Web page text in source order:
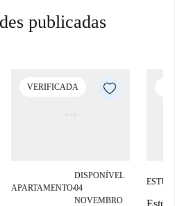
publicadas
VERIFICADA
APARTAMENTO■
DISPONÍVEL
04
NOVEMBRO